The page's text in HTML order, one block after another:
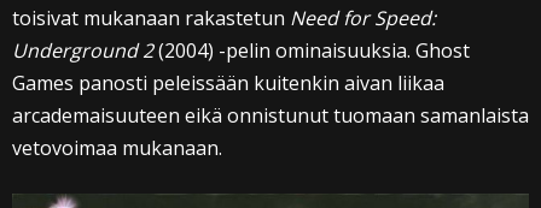
toisivat mukanaan rakastetun Need for Speed:
Underground 2(2004) -pelin ominaisuuksia. Ghost
Games panosti peleissään kuitenkin aivan liikaa
arcademaisuuteen eikä onnistunut tuomaan samanlaista
vetovoimaa mukanaan.